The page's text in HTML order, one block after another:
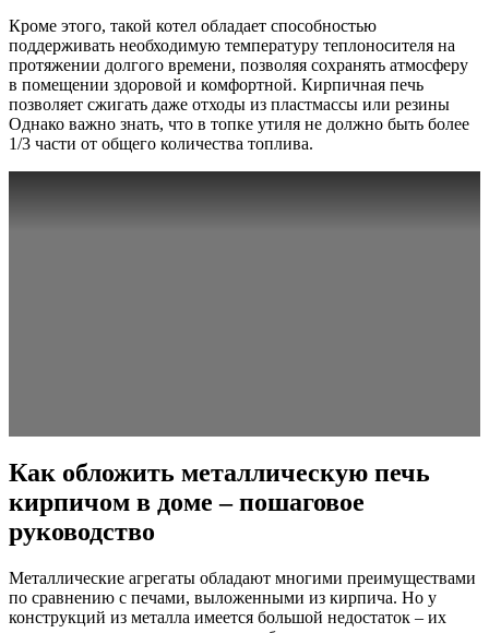
Кроме этого, такой котел обладает способностью
поддерживать необходимую температуру теплоносителя на
протяжении долгого времени, позволяя сохранять атмосферу
в помещении здоровой и комфортной. Кирпичная печь
позволяет сжигать даже отходы из пластмассы или резины
Однако важно знать, что в топке утиля не должно быть более
1/3 части от общего количества топлива.
Как обложить металлическую печь
кирпичом в доме – пошаговое
руководство
Металлические агрегаты обладают многими преимуществами
по сравнению с печами, выложенными из кирпича. Но у
конструкций из металла имеется большой недостаток – их